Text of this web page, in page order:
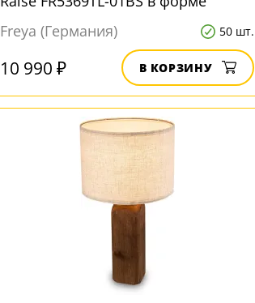
Freya (Германия) 50 шт.
10 990 ₽ В КОРЗИНУ